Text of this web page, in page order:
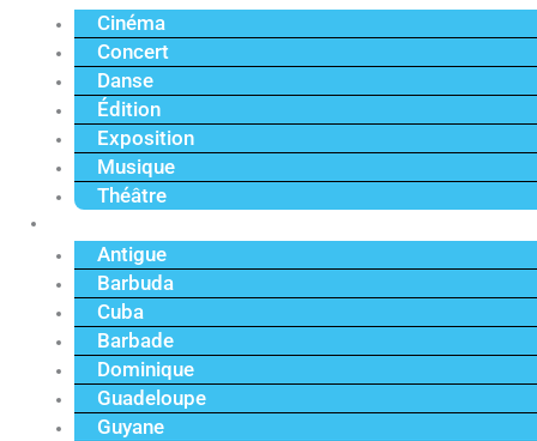
Cinéma
Concert
Danse
Édition
Exposition
Musique
Théâtre
Antigue
Barbuda
Cuba
Barbade
Dominique
Guadeloupe
Guyane